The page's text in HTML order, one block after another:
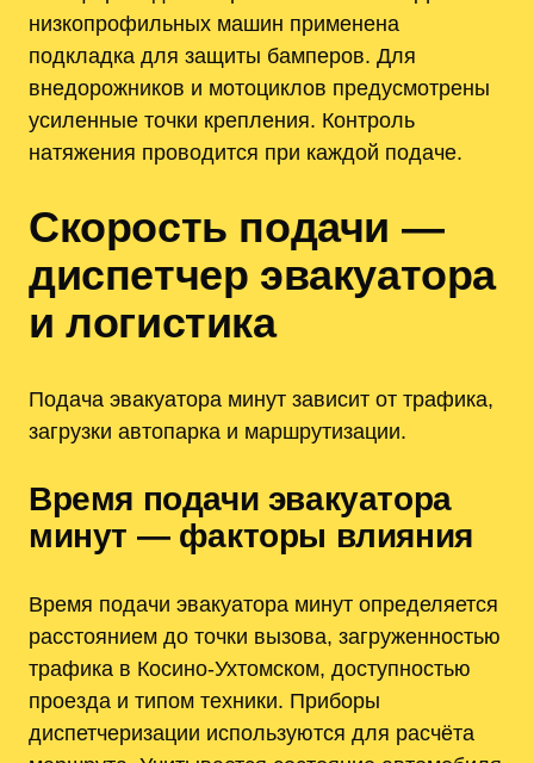
низкопрофильных машин применена
подкладка для защиты бамперов. Для
внедорожников и мотоциклов предусмотрены
усиленные точки крепления. Контроль
натяжения проводится при каждой подаче.
Скорость подачи —
диспетчер эвакуатора
и логистика
Подача эвакуатора минут зависит от трафика,
загрузки автопарка и маршрутизации.
Время подачи эвакуатора
минут — факторы влияния
Время подачи эвакуатора минут определяется
расстоянием до точки вызова, загруженностью
трафика в Косино-Ухтомском, доступностью
проезда и типом техники. Приборы
диспетчеризации используются для расчёта